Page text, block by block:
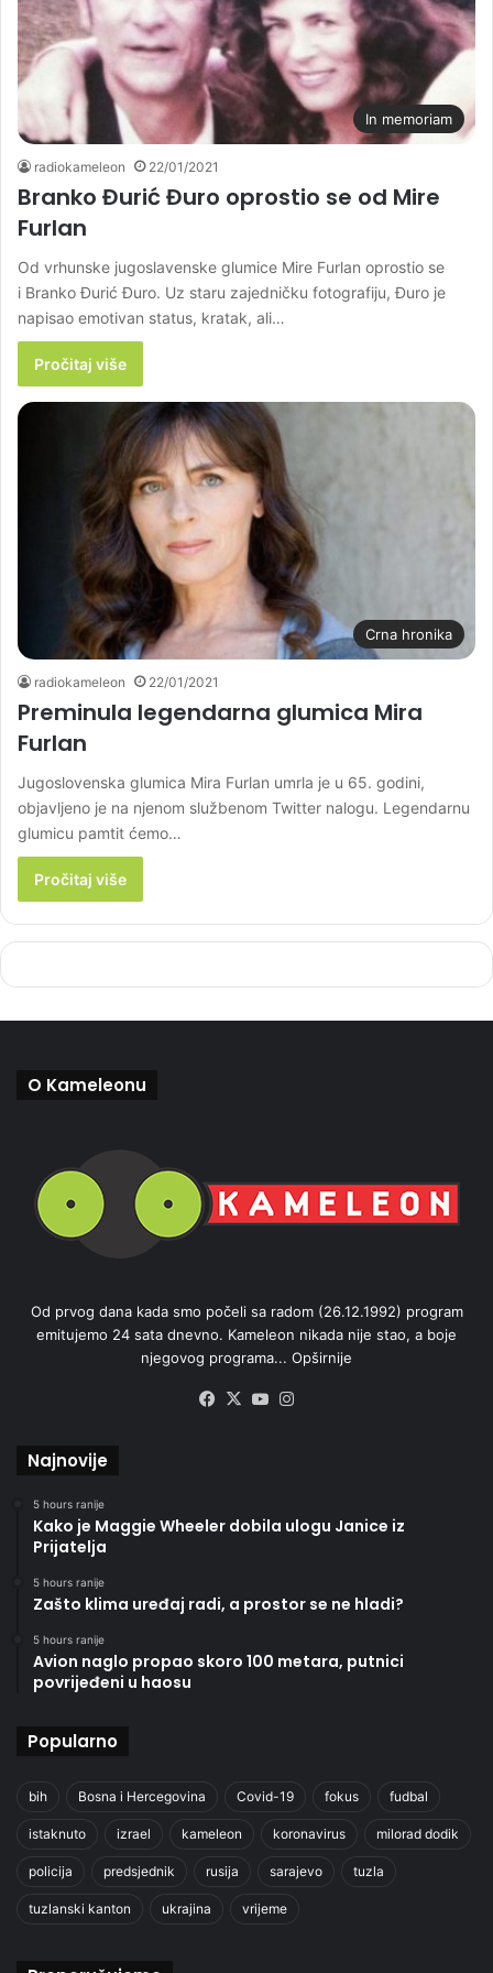
In memoriam
radiokameleon 22/01/2021
Branko Đurić Đuro oprostio se od Mire
Furlan
Od vrhunske jugoslavenske glumice Mire Furlan oprostio se
i Branko Đurić Đuro. Uz staru zajedničku fotografiju, Đuro je
napisao emotivan status, kratak, ali…
Pročitaj više
Crna hronika
radiokameleon 22/01/2021
Preminula legendarna glumica Mira
Furlan
Jugoslovenska glumica Mira Furlan umrla je u 65. godini,
objavljeno je na njenom službenom Twitter nalogu. Legendarnu
glumicu pamtit ćemo…
Pročitaj više
O Kameleonu
Od prvog dana kada smo počeli sa radom (26.12.1992) program
emitujemo 24 sata dnevno. Kameleon nikada nije stao, a boje
njegovog programa... Opširnije
Facebook
X YouTube
Najnovije
5 hours ranije
Kako je Maggie Wheeler dobila ulogu Janice iz
Prijatelja
5 hours ranije
Zašto klima uređaj radi, a prostor se ne hladi?
5 hours ranije
Avion naglo propao skoro 100 metara, putnici
povrijeđeni u haosu
Popularno
bih Bosna i Hercegovina Covid-19 fokus fudbal
istaknuto izrael kameleon koronavirus milorad dodik
policija predsjednik rusija sarajevo tuzla
tuzlanski kanton ukrajina vrijeme